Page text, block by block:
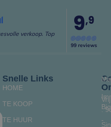
99 reviews
9,9
verkoop. Top
Snelle Links
HOME
TE KOOP
TE HUUR
Ma
-
Vrij
:
-